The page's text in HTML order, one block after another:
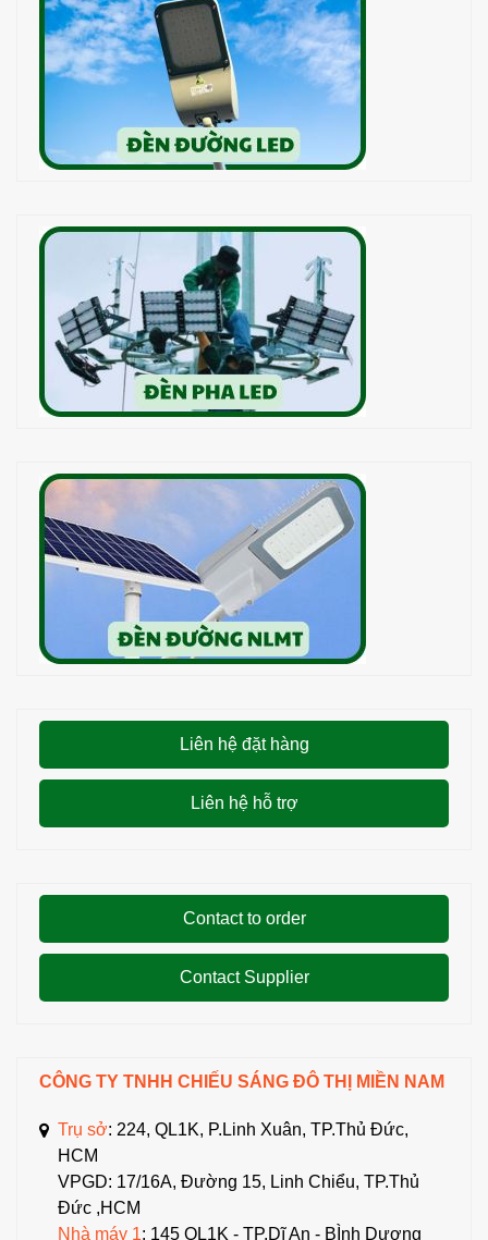
Liên hệ đặt hàng
Liên hệ hỗ trợ
Contact to order
Contact Supplier
CÔNG TY TNHH CHIẾU SÁNG ĐÔ THỊ MIỀN NAM
Trụ sở: 224, QL1K, P.Linh Xuân, TP.Thủ Đức,
HCM
VPGD: 17/16A, Đường 15, Linh Chiểu, TP.Thủ
Đức ,HCM
Nhà máy 1: 145 QL1K - TP.Dĩ An - BÌnh Dương